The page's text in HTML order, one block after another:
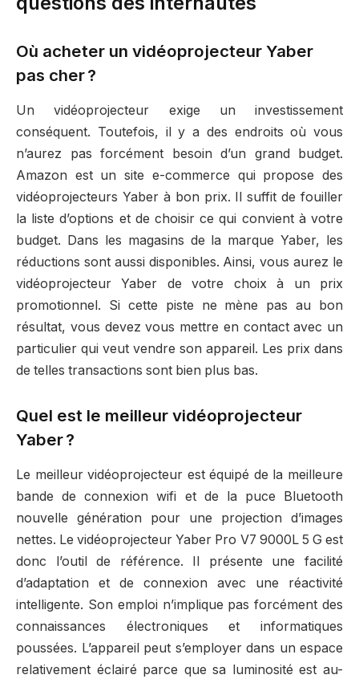
Où acheter un vidéoprojecteur Yaber
pas cher ?
Un vidéoprojecteur exige un investissement
conséquent. Toutefois, il y a des endroits où vous
n’aurez pas forcément besoin d’un grand budget.
Amazon est un site e-commerce qui propose des
vidéoprojecteurs Yaber à bon prix. Il suffit de fouiller
la liste d’options et de choisir ce qui convient à votre
budget. Dans les magasins de la marque Yaber, les
réductions sont aussi disponibles. Ainsi, vous aurez le
vidéoprojecteur Yaber de votre choix à un prix
promotionnel. Si cette piste ne mène pas au bon
résultat, vous devez vous mettre en contact avec un
particulier qui veut vendre son appareil. Les prix dans
de telles transactions sont bien plus bas.
Quel est le meilleur vidéoprojecteur
Yaber ?
Le meilleur vidéoprojecteur est équipé de la meilleure
bande de connexion wifi et de la puce Bluetooth
nouvelle génération pour une projection d’images
nettes. Le vidéoprojecteur Yaber Pro V7 9000L 5 G est
donc l’outil de référence. Il présente une facilité
d’adaptation et de connexion avec une réactivité
intelligente. Son emploi n’implique pas forcément des
connaissances électroniques et informatiques
poussées. L’appareil peut s’employer dans un espace
relativement éclairé parce que sa luminosité est au-